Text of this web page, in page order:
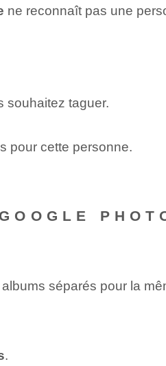
ne reconnaît pas une
souhaitez taguer.
pour cette⁤ personne.
séparés⁢ pour la
.